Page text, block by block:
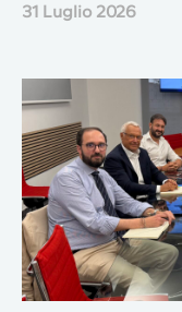
31 Luglio 2026